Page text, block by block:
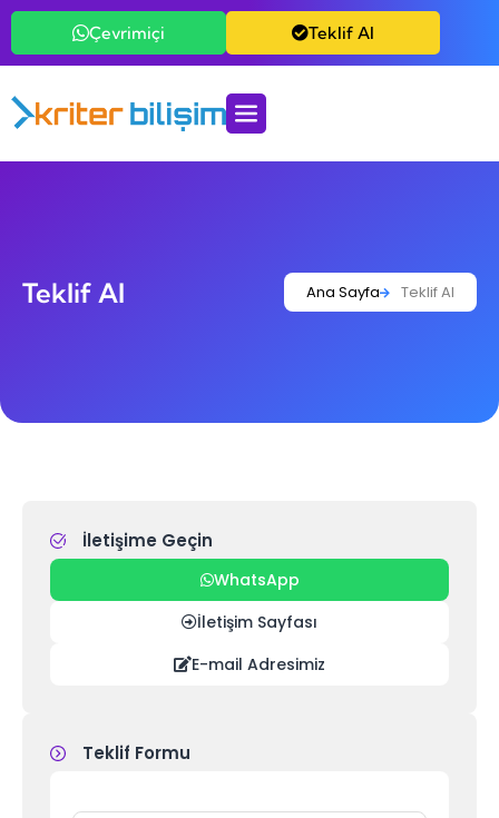
Çevrimiçi Teklif Al
Ana Sayfa Teklif Al
Teklif Al
İletişime Geçin
WhatsApp
İletişim Sayfası
E-mail Adresimiz
Teklif Formu